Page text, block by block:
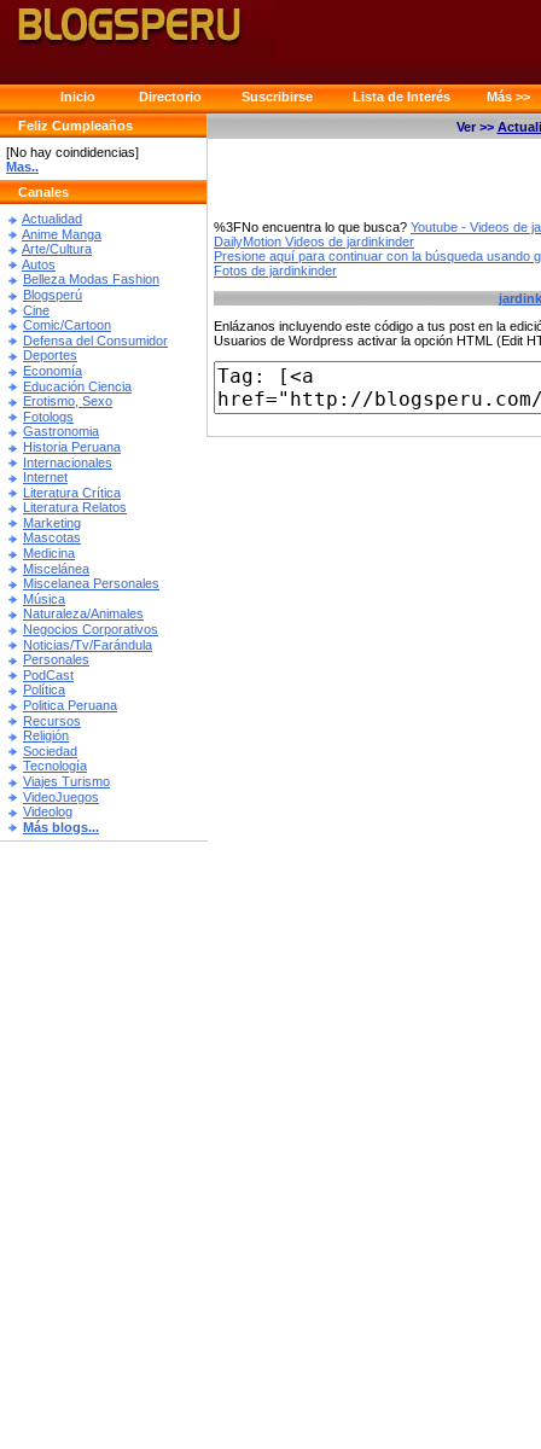
Inicio Directorio Suscribirse Lista de Interés
Más >>
Feliz Cumpleaños
[No hay coindidencias]
Mas..
Canales
Actualidad
Anime Manga
Arte/Cultura
Autos
Belleza Modas Fashion
Blogsperú
Cine
Comic/Cartoon
Defensa del Consumidor
Deportes
Economía
Educación Ciencia
Erotismo, Sexo
Fotologs
Gastronomia
Historia Peruana
Internacionales
Internet
Literatura Crítica
Literatura Relatos
Marketing
Mascotas
Medicina
Miscelánea
Miscelanea Personales
Música
Naturaleza/Animales
Negocios Corporativos
Noticias/Tv/Farándula
Personales
PodCast
Política
Politica Peruana
Recursos
Religión
Sociedad
Tecnología
Viajes Turismo
VideoJuegos
Videolog
Más blogs...
Ver >>
%3FNo encuentra lo que busca? Youtube - Videos de
DailyMotion Videos de jardinkinder
Presione aquí para continuar con la búsqueda usando
Fotos de jardinkinder
Enlázanos incluyendo este código a tus post en la
Usuarios de Wordpress activar la opción HTML (Edit